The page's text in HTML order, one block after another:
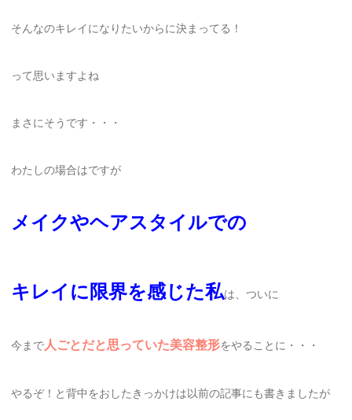
そんなのキレイになりたいからに決まってる！
って思いますよね
まさにそうです・・・
わたしの場合はですが
メイクやヘアスタイルでの
キレイに限界を感じた私は、ついに
今まで人ごとだと思っていた美容整形をやることに・・・
やるぞ！と背中をおしたきっかけは以前の記事にも書きましたが